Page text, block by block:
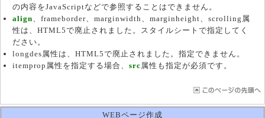
の内容をJavaScriptなどで参照することはできません。
align 、frameborder、marginwidth、marginheight、scrolling属
性は、HTML5で廃止されました。スタイルシートで指定してく
ださい。
longdes属性は、HTML5で廃止されました。指定できません。
itemprop属性を指定する場合、src 属性も指定が必須です。
WEBページ作成